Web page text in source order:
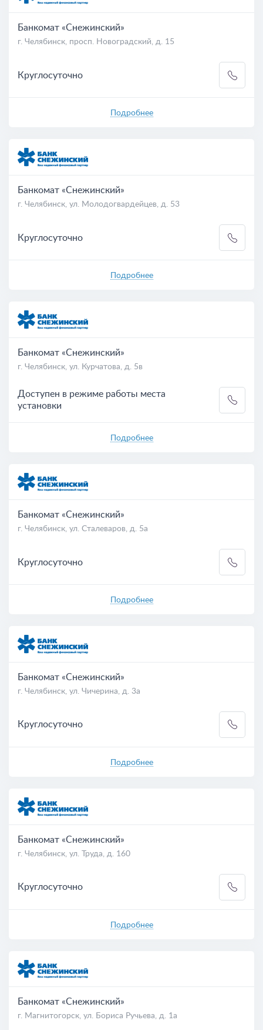
Банкомат «Снежинский»
г. Челябинск, просп. Новоградский, д. 15
Круглосуточно
Подробнее
Банкомат «Снежинский»
г. Челябинск, ул. Молодогвардейцев, д. 53
Круглосуточно
Подробнее
Банкомат «Снежинский»
г. Челябинск, ул. Курчатова, д. 5в
Доступен в режиме работы места
установки
Подробнее
Банкомат «Снежинский»
г. Челябинск, ул. Сталеваров, д. 5а
Круглосуточно
Подробнее
Банкомат «Снежинский»
г. Челябинск, ул. Чичерина, д. 3а
Круглосуточно
Подробнее
Банкомат «Снежинский»
г. Челябинск, ул. Труда, д. 160
Круглосуточно
Подробнее
Банкомат «Снежинский»
г. Магнитогорск, ул. Бориса Ручьева, д. 1а